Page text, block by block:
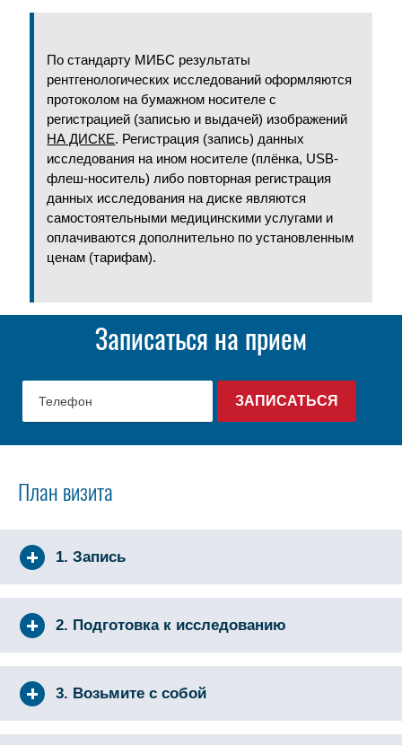
По стандарту МИБС результаты
рентгенологических исследований оформляются
протоколом на бумажном носителе с
регистрацией (записью и выдачей) изображений
НА ДИСКЕ. Регистрация (запись) данных
исследования на ином носителе (плёнка, USB-
флеш-носитель) либо повторная регистрация
данных исследования на диске являются
самостоятельными медицинскими услугами и
оплачиваются дополнительно по установленным
ценам (тарифам).
Записаться на прием
План визита
1. Запись
2. Подготовка к исследованию
3. Возьмите с собой